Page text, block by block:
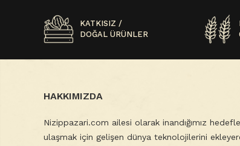
KATKISIZ /
DOĞAL ÜRÜNLER
HAKKIMIZDA
Nizippazari.com ailesi olarak inandığımız
ulaşmak için gelişen dünya teknolojilerini